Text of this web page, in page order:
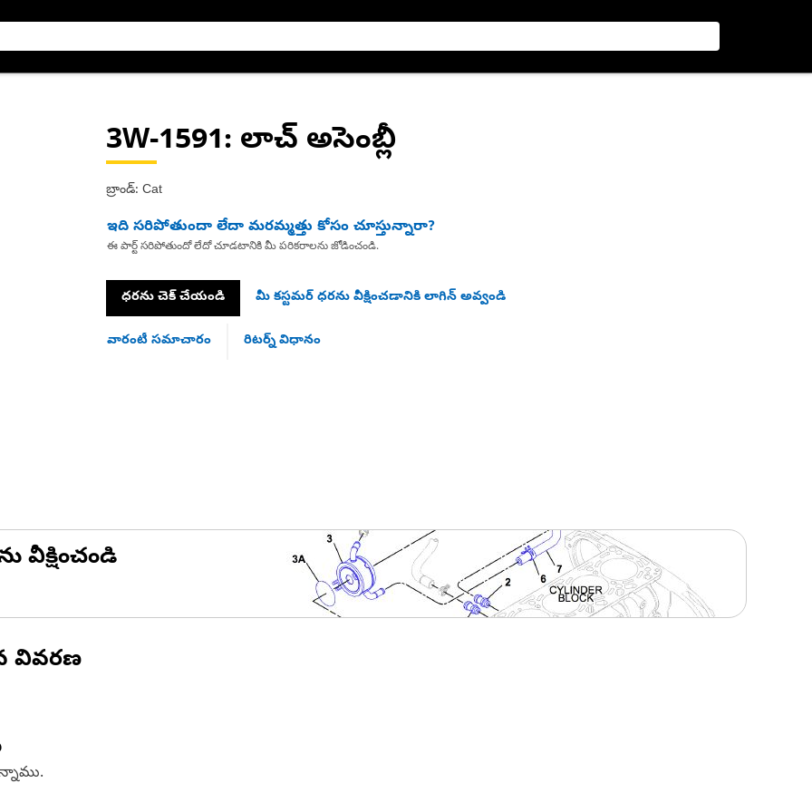
3W-1591: లాచ్ అసెంబ్లీ
బ్రాండ్: Cat
ఇది సరిపోతుందా లేదా మరమ్మత్తు కోసం చూస్తున్నారా?
ఈ పార్ట్ సరిపోతుందో లేదో చూడటానికి మీ పరికరాలను జోడించండి.
ధరను చెక్ చేయండి మీ కస్టమర్ ధరను వీక్షించడానికి లాగిన్ అవ్వండి
వారంటీ సమాచారం రిటర్న్ విధానం
వీక్షించండి
వివరణ